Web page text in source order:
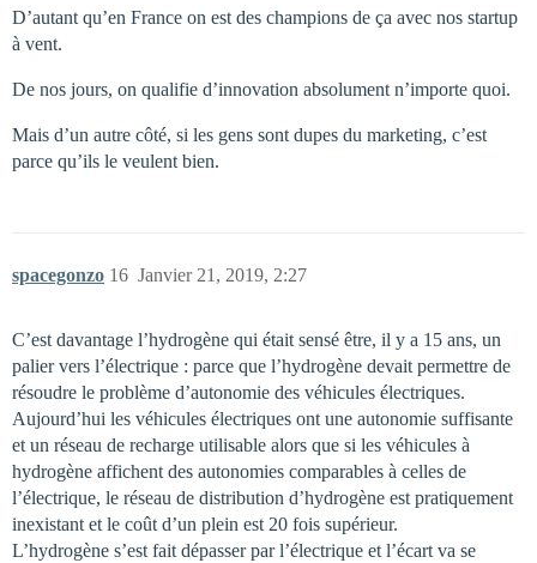
D’autant qu’en France on est des champions de ça avec nos startup
à vent.
De nos jours, on qualifie d’innovation absolument n’importe quoi.
Mais d’un autre côté, si les gens sont dupes du marketing, c’est
parce qu’ils le veulent bien.
spacegonzo Janvier 21, 2019, 2:27
16
C’est davantage l’hydrogène qui était sensé être, il y a 15 ans, un
palier vers l’électrique : parce que l’hydrogène devait permettre de
résoudre le problème d’autonomie des véhicules électriques.
Aujourd’hui les véhicules électriques ont une autonomie suffisante
et un réseau de recharge utilisable alors que si les véhicules à
hydrogène affichent des autonomies comparables à celles de
l’électrique, le réseau de distribution d’hydrogène est pratiquement
inexistant et le coût d’un plein est 20 fois supérieur.
L’hydrogène s’est fait dépasser par l’électrique et l’écart va se